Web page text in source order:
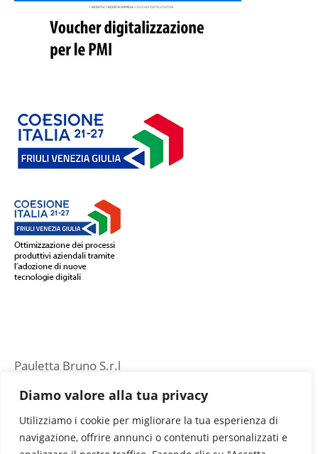
Diamo valore alla tua privacy
Utilizziamo i cookie per migliorare la tua esperienza di
navigazione, offrire annunci o contenuti personalizzati e
Pauletta Bruno S.r.l
Via Cristans, 26 – Z.A
P.IVA 01659350936